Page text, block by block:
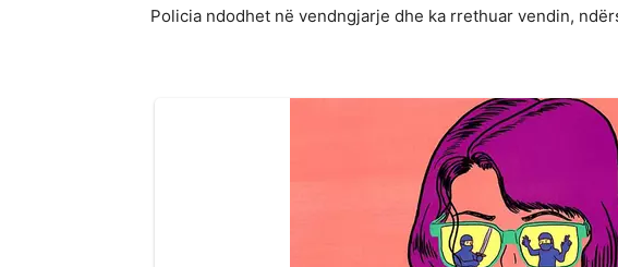
Policia ndodhet në vendngjarje dhe ka rrethuar vendin,